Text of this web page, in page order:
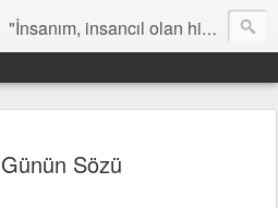
"İnsanım, insancıl olan hiç bir şey bana yabancı kalamaz…" -Terentius
Günün Sözü